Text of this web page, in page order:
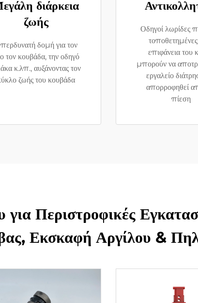
διάρκεια
ζωής
δομή για τον
τον κουβάδα, την οδηγό
κ.λπ., αυξάνοντας τον
ζωής του κουβάδα
Οδηγοί λωρίδες
επιφάνεια του
μπορούν να
εργαλείο
απορροφηθεί
πίεση
Περιστροφικές
Εκσκαφή Αργίλου &